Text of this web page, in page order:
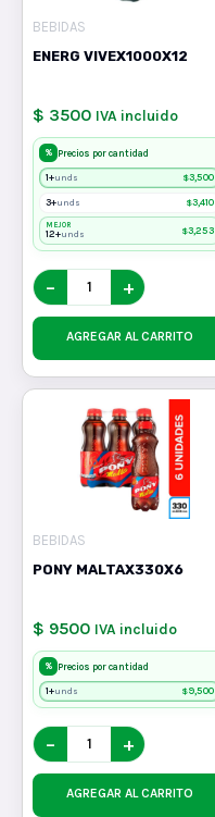
BEBIDAS
ENERG VIVEX1000X12
$ 3500 IVA incluido
% Precios por cantidad
1+unds $3,500
3+unds $3,410
MEJOR
12+unds $3,253
− +
AGREGAR AL CARRITO
BEBIDAS
PONY MALTAX330X6
$ 9500 IVA incluido
% Precios por cantidad
1+unds $9,500
− +
AGREGAR AL CARRITO